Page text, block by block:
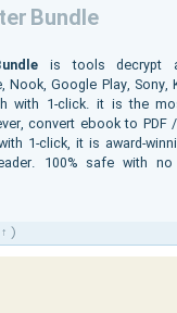
Bundle
is tools decrypt
Nook, Google Play,
with 1-click. it is the
convert ebook to PDF
1-click, it is award-
100% safe with no
)